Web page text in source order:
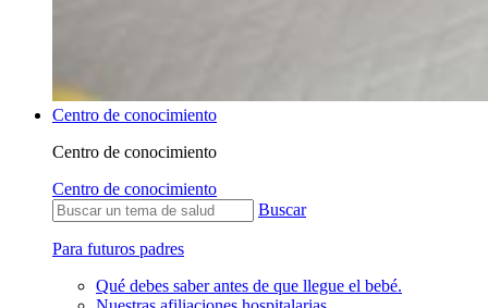
Centro de conocimiento
Centro de conocimiento
Centro de conocimiento
Buscar
Para futuros padres
Qué debes saber antes de que llegue el bebé.